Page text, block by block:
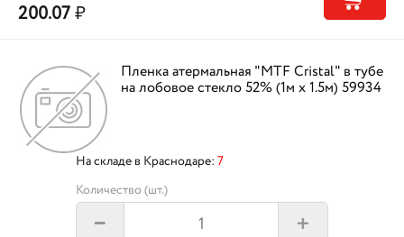
200.07₽
Пленка атермальная "MTF Cristal" в тубе
на лобовое стекло 52% (1м х 1.5м) 59934
На складе в Краснодаре: 7
Количество (шт.)
– +